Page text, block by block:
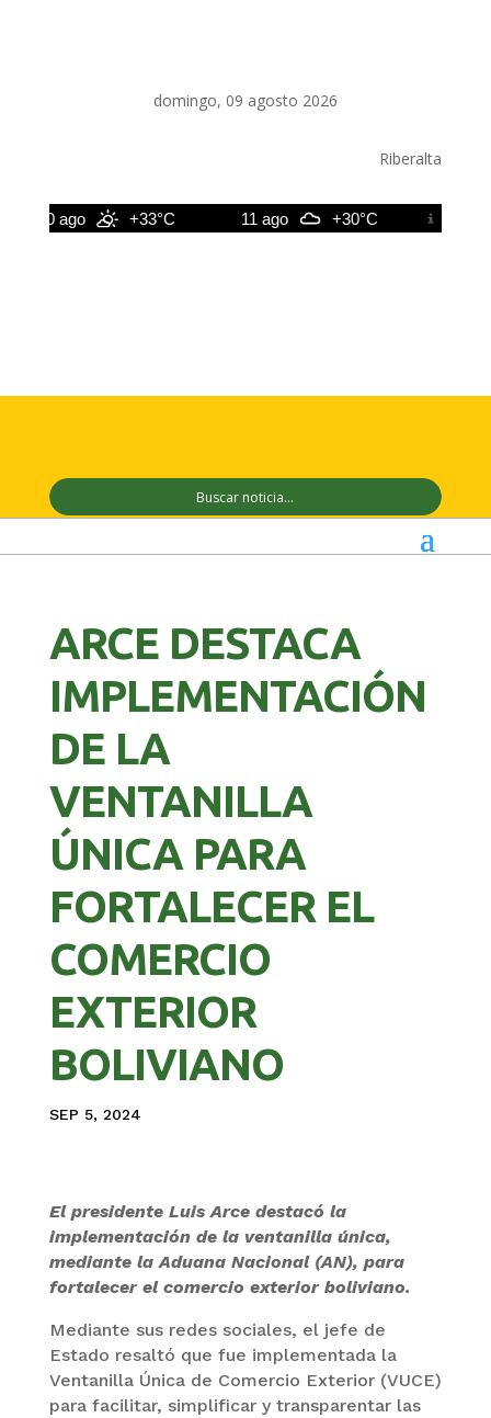
domingo, 09 agosto 2026
Riberalta
10 ago +33°C 11 ago +30°C 12 ago
ARCE DESTACA
IMPLEMENTACIÓN
DE LA
VENTANILLA
ÚNICA PARA
FORTALECER EL
COMERCIO
EXTERIOR
BOLIVIANO
SEP 5, 2024
El presidente Luis Arce destacó la
implementación de la ventanilla única,
mediante la Aduana Nacional (AN), para
fortalecer el comercio exterior boliviano.
Mediante sus redes sociales, el jefe de
Estado resaltó que fue implementada la
Ventanilla Única de Comercio Exterior (VUCE)
para facilitar, simplificar y transparentar las